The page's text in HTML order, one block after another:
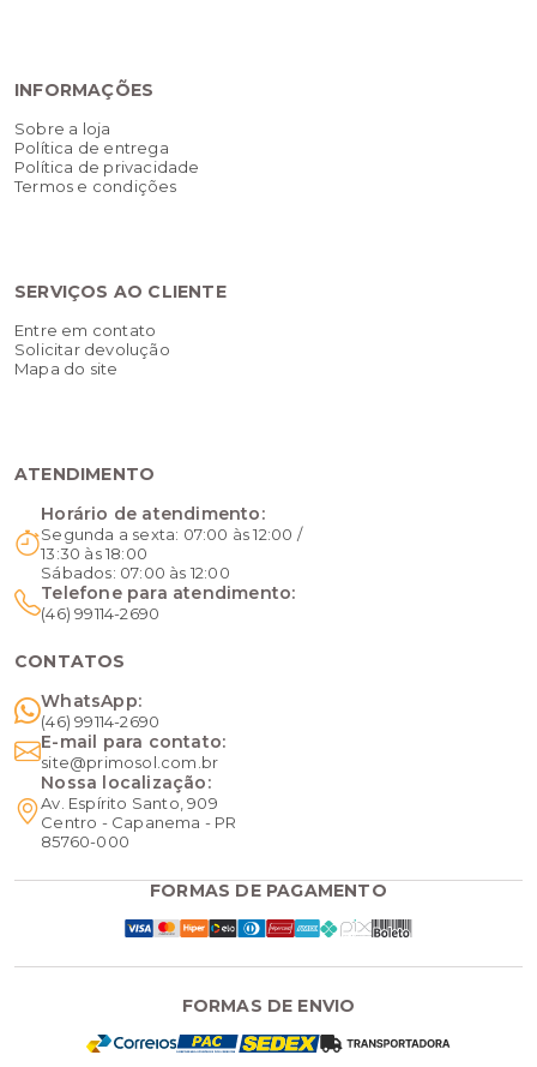
INFORMAÇÕES
Sobre a loja
Política de entrega
Política de privacidade
Termos e condições
SERVIÇOS AO CLIENTE
Entre em contato
Solicitar devolução
Mapa do site
ATENDIMENTO
Horário de atendimento:
Segunda a sexta: 07:00 às 12:00 /
13:30 às 18:00
Sábados: 07:00 às 12:00
Telefone para atendimento:
(46) 99114-2690
CONTATOS
WhatsApp:
(46) 99114-2690
E-mail para contato:
site@primosol.com.br
Nossa localização:
Av. Espírito Santo, 909
Centro - Capanema - PR
85760-000
FORMAS DE PAGAMENTO
FORMAS DE ENVIO